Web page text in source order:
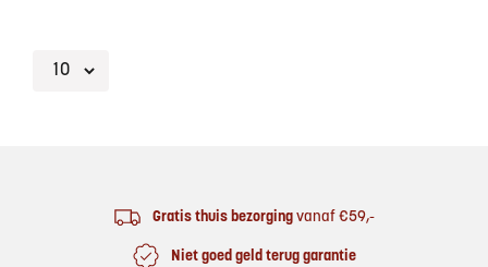
Gratis thuis bezorgingvanaf €59,-
Niet goed geld terug garantie